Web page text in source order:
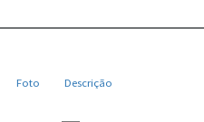
Foto Descrição